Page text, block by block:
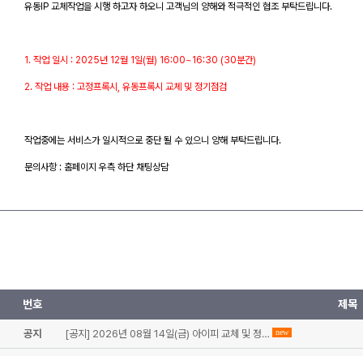
유동IP 교체작업을 시행 하고자 하오니 고객님의 양해와 적극적인 협조 부탁드립니다.
1. 작업 일시 : 2025년 12월 1일(월) 16:00~16:30 (30분간)
2. 작업 내용 : 고정프록시, 유동프록시 교체 및 정기점검
작업중에는 서비스가 일시적으로 중단 될 수 있으니 양해 부탁드립니다.
문의사항 : 홈페이지 우측 하단 채팅상담
번호 제목
공지 [공지] 2026년 08월 14일(금) 아이피 교체 및 정… new